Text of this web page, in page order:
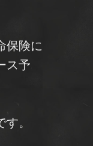
保険に
ス予
。